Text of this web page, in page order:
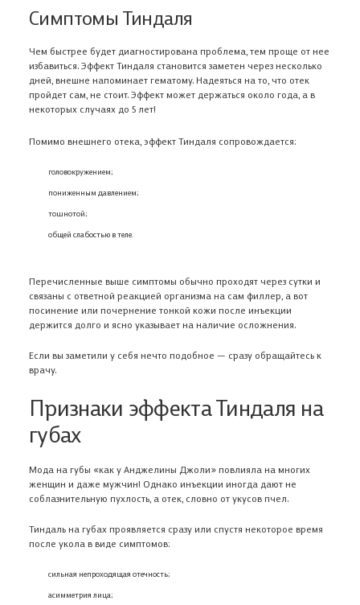
Симптомы Тиндаля
Чем быстрее будет диагностирована проблема, тем проще от нее
избавиться. Эффект Тиндаля становится заметен через несколько
дней, внешне напоминает гематому. Надеяться на то, что отек
пройдет сам, не стоит. Эффект может держаться около года, а в
некоторых случаях до 5 лет!
Помимо внешнего отека, эффект Тиндаля сопровождается:
головокружением;
пониженным давлением;
тошнотой;
общей слабостью в теле.
Перечисленные выше симптомы обычно проходят через сутки и
связаны с ответной реакцией организма на сам филлер, а вот
посинение или почернение тонкой кожи после инъекции
держится долго и ясно указывает на наличие осложнения.
Если вы заметили у себя нечто подобное — сразу обращайтесь к
врачу.
Признаки эффекта Тиндаля на
губах
Мода на губы «как у Анджелины Джоли» повлияла на многих
женщин и даже мужчин! Однако инъекции иногда дают не
соблазнительную пухлость, а отек, словно от укусов пчел.
Тиндаль на губах проявляется сразу или спустя некоторое время
после укола в виде симптомов:
сильная непроходящая отечность;
асимметрия лица;